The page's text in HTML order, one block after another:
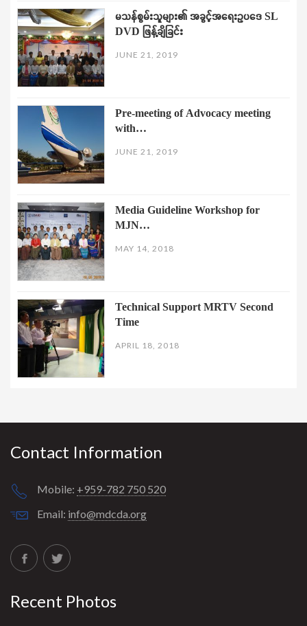
မသန်စွမ်းသူများ၏ အခွင့်အရေးဥပဒေ SL
DVD ဖြန့်ချိခြင်း
JUNE 21, 2019
Pre-meeting of Advocacy meeting
with…
JUNE 21, 2019
Media Guideline Workshop for
MJN…
MAY 14, 2018
Technical Support MRTV Second
Time
APRIL 18, 2018
Contact Information
Mobile: +959-782 750 520
Email: info@mdcda.org
Recent Photos